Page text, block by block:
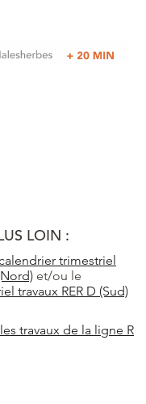
LOIN :
trimestriel
et/ou le
travaux RER D (Sud)
travaux de la ligne R